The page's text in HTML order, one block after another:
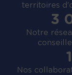
territoires
3
Notre
Nos